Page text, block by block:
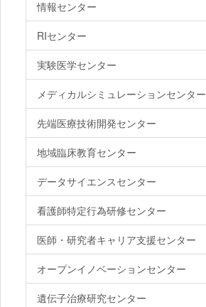
情報センター
RIセンター
実験医学センター
メディカルシミュレーションセンター
先端医療技術開発センター
地域臨床教育センター
データサイエンスセンター
看護師特定行為研修センター
医師・研究者キャリア支援センター
オープンイノベーションセンター
遺伝子治療研究センター